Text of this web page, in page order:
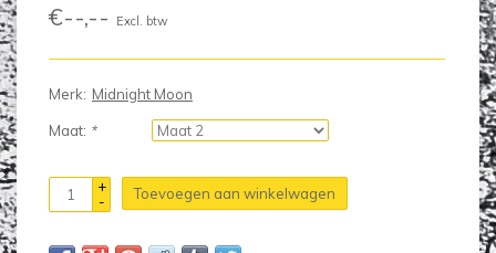
€--,-- Excl. btw
Merk: Midnight Moon
Maat: *
+
-
Toevoegen aan winkelwagen